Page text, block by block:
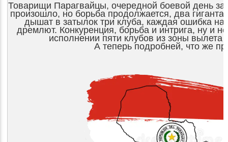
Товарищи Парагвайцы, очередной боевой день
произошло, но борьба продолжается, два
дышат в затылок три клуба, каждая ошибка на
дремлют. Конкуренция, борьба и интрига, ну и
исполнении пяти клубов из зоны
А теперь подробней, что же